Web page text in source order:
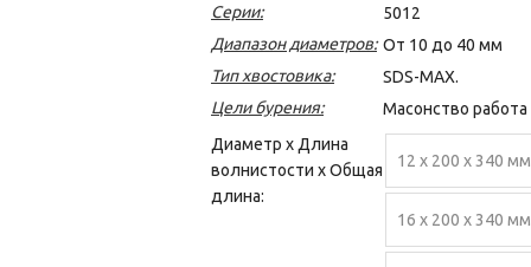
Серии:
5012
Диапазон диаметров: От 10 до 40 мм
Тип хвостовика:
SDS-MAX.
Цели бурения:
Масонство работа
Диаметр х Длина
волнистости х Общая
длина:
12 х 200 х 340 мм
16 х 200 х 340 мм